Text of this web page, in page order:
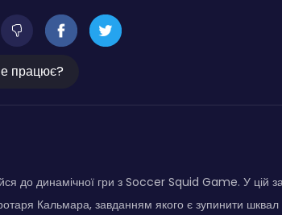
працює?
до динамічної гри з Soccer Squid Game. У цій
Кальмара, завданням якого є зупинити